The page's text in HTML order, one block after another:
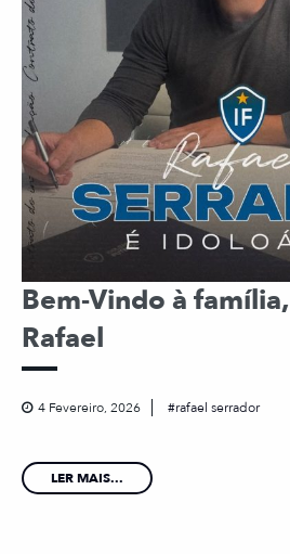
Bem-Vindo à
Rafael
4 Fevereiro, 2026 rafael serrador
LER MAIS...